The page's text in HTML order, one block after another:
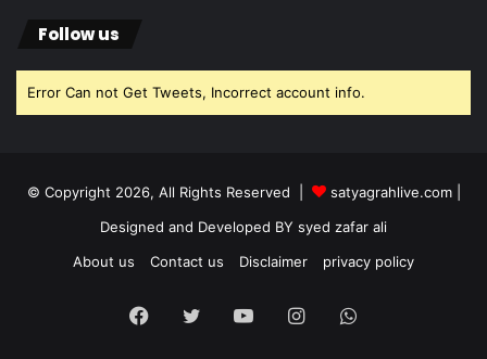
Follow us
Error Can not Get Tweets, Incorrect account info.
© Copyright 2026, All Rights Reserved | satyagrahlive.com|
Designed and Developed BY syed zafar ali
About us
Contact us Disclaimer privacy policy
Facebook
Twitter YouTubeInstagramWhatsApp